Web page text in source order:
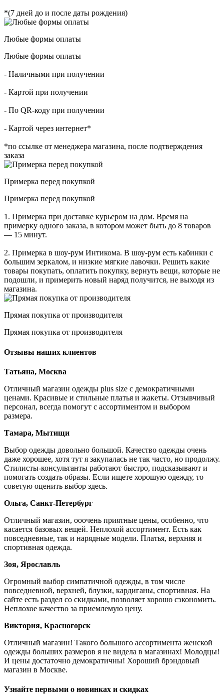
*(7 дней до и после даты рождения)
Любые формы оплаты
Любые формы оплаты
- Наличными при получении
- Картой при получении
- По QR-коду при получении
- Картой через интернет*
*по ссылке от менеджера магазина, после подтверждения
заказа
Примерка перед покупкой
Примерка перед покупкой
1. Примерка при доставке курьером на дом. Время на
примерку одного заказа, в котором может быть до 8 товаров
— 15 минут.
2. Примерка в шоу-рум Интикома. В шоу-рум есть кабинки с
большим зеркалом, и низкие мягкие лавочки. Решить какие
товары покупать, оплатить покупку, вернуть вещи, которые не
подошли, и примерить новый наряд получится, не выходя из
магазина.
Прямая покупка от производителя
Прямая покупка от производителя
Отзывы наших клиентов
Татьяна, Москва
Отличный магазин одежды plus size с демократичными
ценами. Красивые и стильные платья и жакеты. Отзывчивый
персонал, всегда помогут с ассортиментом и выбором
размера.
Тамара, Мытищи
Выбор одежды довольно большой. Качество одежды очень
даже хорошее, хотя тут я закупалась не так часто, но продолжу.
Стилисты-консультанты работают быстро, подсказывают и
помогать создать образы. Если ищете хорошую одежду, то
советую оценить выбор здесь.
Ольга, Санкт-Петербург
Отличный магазин, ооочень приятные цены, особенно, что
касается базовых вещей. Неплохой ассортимент. Есть как
повседневные, так и нарядные модели. Платья, верхняя и
спортивная одежда.
Зоя, Ярославль
Огромный выбор симпатичной одежды, в том числе
повседневной, верхней, блузки, кардиганы, спортивная. На
сайте есть раздел со скидками, позволяет хорошо сэкономить.
Неплохое качество за приемлемую цену.
Виктория, Красногорск
Отличный магазин! Такого большого ассортимента женской
одежды больших размеров я не видела в магазинах! Молодцы!
И цены достаточно демократичны! Хороший брэндовый
магазин в Москве.
Узнайте первыми о новинках и скидках